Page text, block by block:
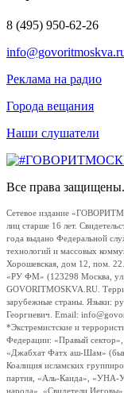
8 (495) 950-62-26
Реклама на радио
Города вещания
Наши слушатели
Все права
Сетевое издание
лиц старше 16 лет.
года выдано Федеральной
технологий и массовых
Хорошевская, дом 12, пом.
«РУ ФМ» (123298 Москва, ул.
GOVORITMOSKVA.RU.
зарубежные страны. Языки:
Георгиевич. Email:
*Экстремистские и
Федерации: «Правый
«Джабхат Фатх аш-Шам»
Коалиция исламских
партия, «Аль-Каида», «УНА-
народа», «Свидетели